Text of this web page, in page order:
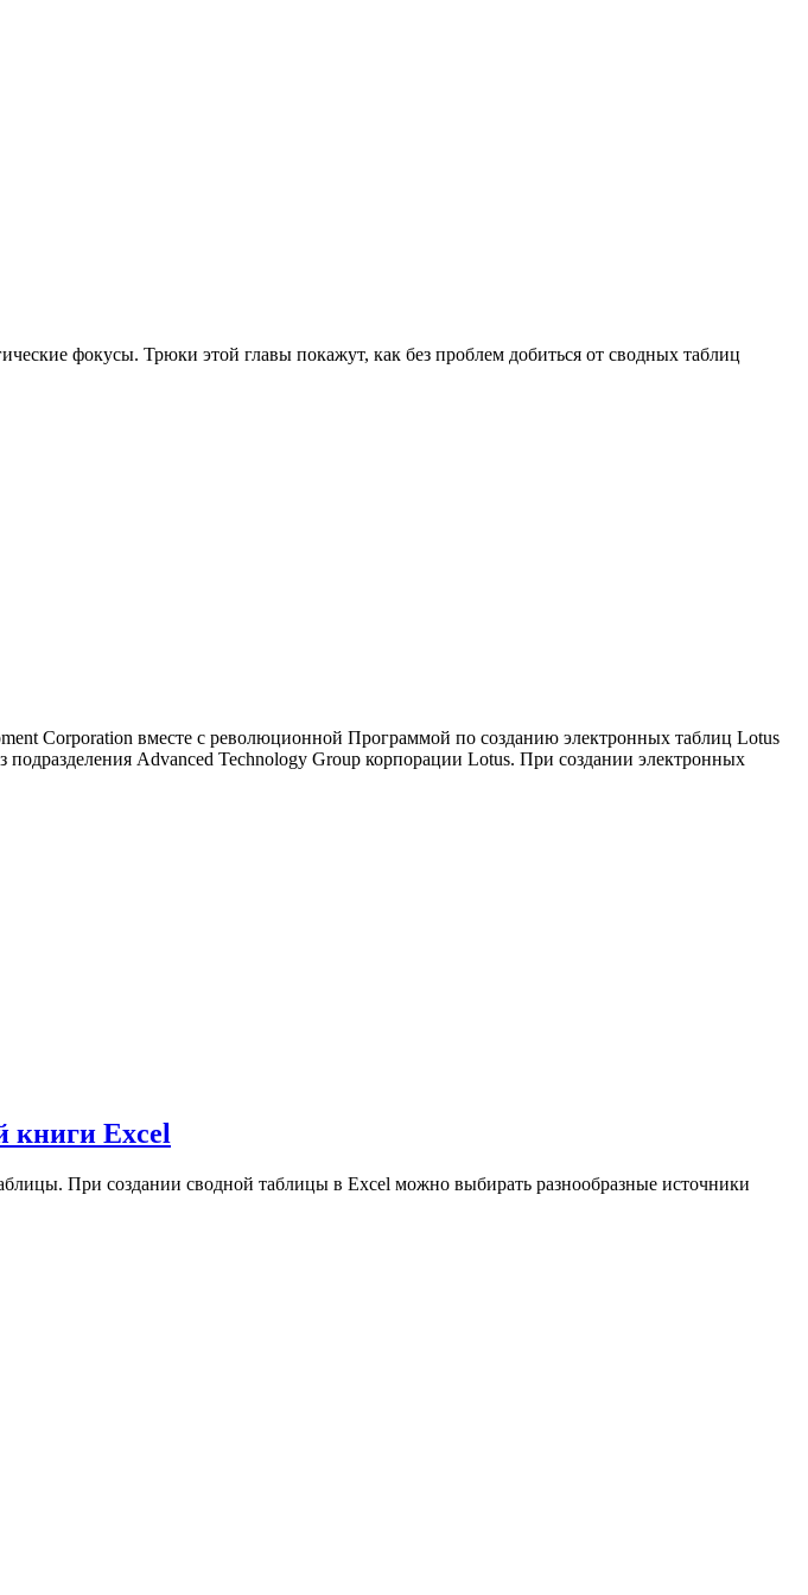
фокусы. Трюки этой главы покажут, как без проблем добиться от сводных таблиц
Corporation вместе с революционной Программой по созданию электронных таблиц Lotus
Advanced Technology Group корпорации Lotus. При создании электронных
книги Excel
При создании сводной таблицы в Excel можно выбирать разнообразные источники